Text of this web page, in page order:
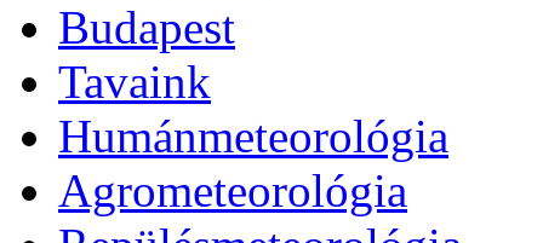
Budapest
Tavaink
Humánmeteorológia
Agrometeorológia